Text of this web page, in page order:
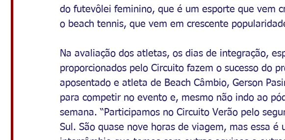
do futevôlei feminino, que é um esporte que vem
o beach tennis, que vem em crescente
Na avaliação dos atletas, os dias de integração,
proporcionados pelo Circuito fazem o sucesso do
aposentado e atleta de Beach Câmbio, Gerson
para competir no evento e, mesmo não indo ao
semana. “Participamos no Circuito Verão pelo
Sul. São quase nove horas de viagem, mas essa é